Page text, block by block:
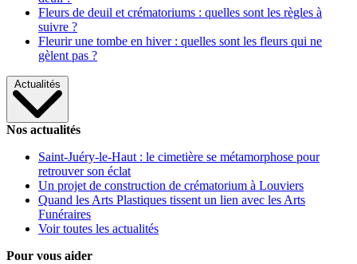
Fleurs de deuil et crématoriums : quelles sont les règles à
suivre ?
Fleurir une tombe en hiver : quelles sont les fleurs qui ne
gèlent pas ?
Actualités
Nos actualités
Saint-Juéry-le-Haut : le cimetière se métamorphose pour
retrouver son éclat
Un projet de construction de crématorium à Louviers
Quand les Arts Plastiques tissent un lien avec les Arts
Funéraires
Voir toutes les actualités
Pour vous aider